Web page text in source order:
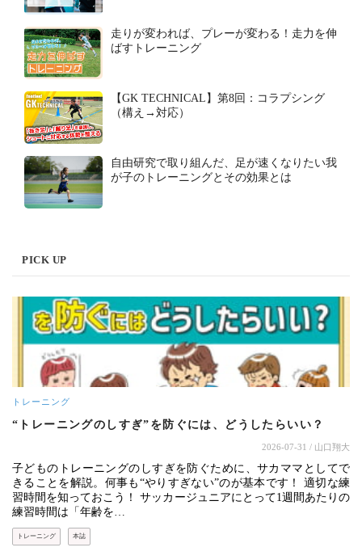
走りが変われば、プレーが変わる！走力を伸
ばすトレーニング
【GK TECHNICAL】第8回：コラプシング
（構え→対応）
自由研究で取り組んだ、足が速くなりたい我
が子のトレーニングとその効果とは
PICK UP
トレーニング
“トレーニングのしすぎ”を防ぐには、どうしたらいい？
2026-07-31 / 山口翔大
子どものトレーニングのしすぎを防ぐために、サカママとしてで
きることを解説。何事も“やりすぎない”のが基本です！ 適切な練
習時間を知っておこう！ サッカージュニアにとって1週間あたりの
練習時間は「年齢を…
トレーニング 本誌